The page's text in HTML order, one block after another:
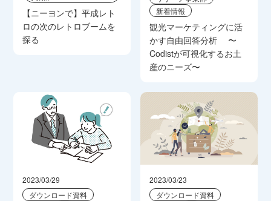
【ニーヨンで】平成レト
ロの次のレトロブームを
探る
新着情報
観光マーケティングに活
かす自由回答分析 〜
Codistが可視化するお土
産のニーズ〜
2023/03/29
ダウンロード資料
2023/03/23
ダウンロード資料